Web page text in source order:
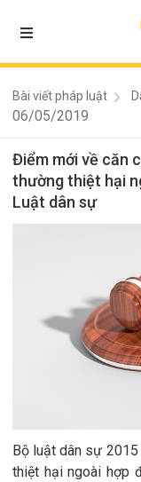
Bài viết pháp luật
06/05/2019
Điểm mới về căn
thường thiệt hại
Luật dân sự
Bộ luật dân sự
thiệt hại ngoài hợp